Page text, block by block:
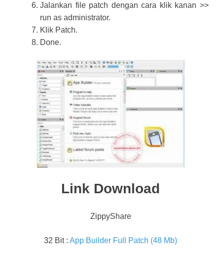
Jalankan file patch dengan cara klik kanan >>
run as administrator.
Klik Patch.
Done.
Link Download
ZippyShare
32 Bit : App Builder Full Patch (48 Mb)